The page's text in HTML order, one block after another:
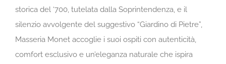
storica del ‘700, tutelata dalla Soprintendenza, e il
silenzio avvolgente del suggestivo “Giardino di Pietre”,
Masseria Monet accoglie i suoi ospiti con autenticità,
comfort esclusivo e un’eleganza naturale che ispira